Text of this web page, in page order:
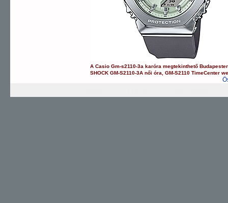
ACasio Gm-s2110-3a karóra megtekinthető
SHOCK GM-S2110-3A női óra ,GM-S2110 TimeCenter